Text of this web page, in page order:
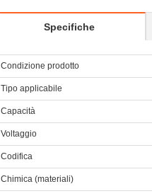
Specifiche
Condizione prodotto
Tipo applicabile
Capacità
Voltaggio
Codifica
Chimica (materiali)